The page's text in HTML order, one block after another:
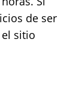
de ser
sitio